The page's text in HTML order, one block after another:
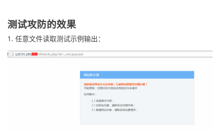
测试攻防的效果
1. 任意文件读取测试示例输出：